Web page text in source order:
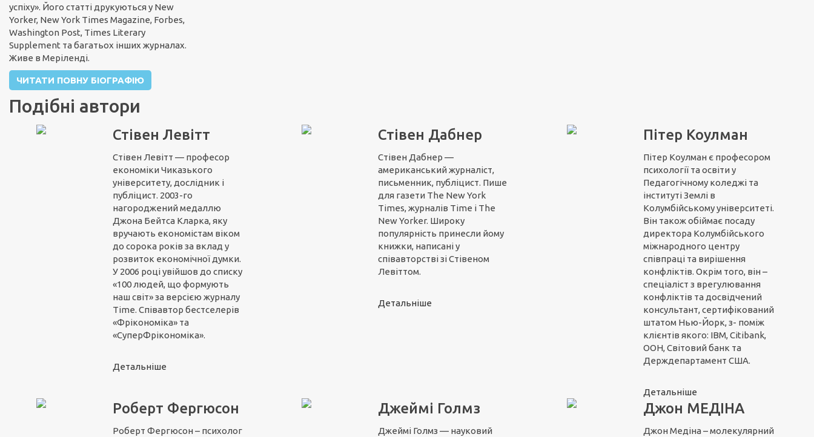
успіху». Його статті друкуються у New
Yorker, New York Times Magazine, Forbes,
Washington Post, Times Literary
Supplement та багатьох інших журналах.
Живе в Меріленді.
ЧИТАТИ ПОВНУ БІОГРАФІЮ
Подібні автори
Стівен Левітт
Стівен Левітт — професор
економіки Чиказького
університету, дослідник і
публіцист. 2003-го
нагороджений медаллю
Джона Бейтса Кларка, яку
вручають економістам віком
до сорока років за вклад у
розвиток економічної думки.
У 2006 році увійшов до списку
«100 людей, що формують
наш світ» за версією журналу
Time. Співавтор бестселерів
«Фрікономіка» та
«СуперФрікономіка».
Детальніше
Стівен Дабнер
Стівен Дабнер —
американський журналіст,
письменник, публіцист. Пише
для газети The New York
Times, журналів Time і The
New Yorker. Широку
популярність принесли йому
книжки, написані у
співавторстві зі Стівеном
Левіттом.
Детальніше
Пітер Коулман
Пітер Коулман є професором
психології та освіти у
Педагогічному коледжі та
інституті Землі в
Колумбійському університеті.
Він також обіймає посаду
директора Колумбійського
міжнародного центру
співпраці та вирішення
конфліктів. Окрім того, він –
спеціаліст з врегулювання
конфліктів та досвідчений
консультант, сертифікований
штатом Нью-Йорк, з- поміж
клієнтів якого: IBM, Citibank,
ООН, Світовий банк та
Держдепартамент США.
Детальніше
Роберт Фергюсон
Роберт Фергюсон – психолог
Джеймі Голмз
Джеймі Голмз — науковий
Джон МЕДІНА
Джон Медіна – молекулярний